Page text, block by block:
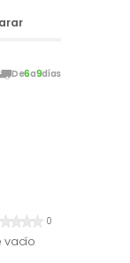
De6a9días
0
vacío